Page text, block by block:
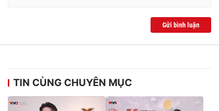
Gửi bình luận
TIN CÙNG CHUYÊN MỤC